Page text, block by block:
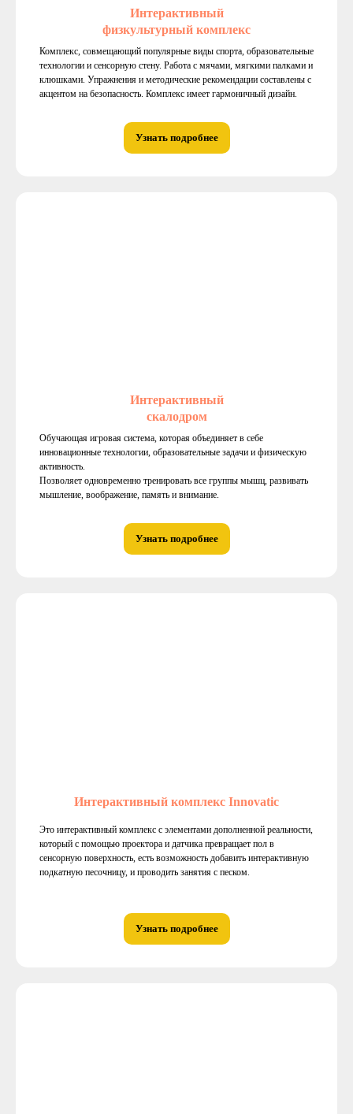
Интерактивный
физкультурный комплекс
Комплекс, совмещающий популярные виды спорта, образовательные
технологии и сенсорную стену. Работа с мячами, мягкими палками и
клюшками. Упражнения и методические рекомендации составлены с
акцентом на безопасность. Комплекс имеет гармоничный дизайн.
Узнать подробнее
Интерактивный
скалодром
Обучающая игровая система, которая объединяет в себе
инновационные технологии, образовательные задачи и физическую
активность.
Позволяет одновременно тренировать все группы мышц, развивать
мышление, воображение, память и внимание.
Узнать подробнее
Интерактивный комплекс Innovatic
Это интерактивный комплекс с элементами дополненной реальности,
который с помощью проектора и датчика превращает пол в
сенсорную поверхность, есть возможность добавить интерактивную
подкатную песочницу, и проводить занятия с песком.
Узнать подробнее